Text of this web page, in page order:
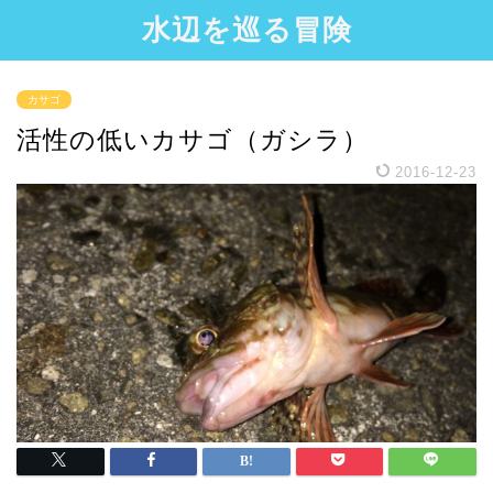
水辺を巡る冒険
カサゴ
活性の低いカサゴ（ガシラ）
2016-12-23